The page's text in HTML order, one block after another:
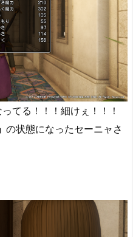
てる！！！細けぇ！！！
の状態になったセーニャさ